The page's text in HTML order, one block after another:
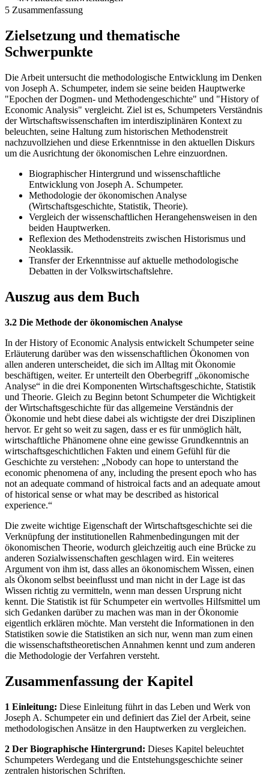
5 Zusammenfassung
Zielsetzung und thematische
Schwerpunkte
Die Arbeit untersucht die methodologische Entwicklung im Denken
von Joseph A. Schumpeter, indem sie seine beiden Hauptwerke
"Epochen der Dogmen- und Methodengeschichte" und "History of
Economic Analysis" vergleicht. Ziel ist es, Schumpeters Verständnis
der Wirtschaftswissenschaften im interdisziplinären Kontext zu
beleuchten, seine Haltung zum historischen Methodenstreit
nachzuvollziehen und diese Erkenntnisse in den aktuellen Diskurs
um die Ausrichtung der ökonomischen Lehre einzuordnen.
Biographischer Hintergrund und wissenschaftliche
Entwicklung von Joseph A. Schumpeter.
Methodologie der ökonomischen Analyse
(Wirtschaftsgeschichte, Statistik, Theorie).
Vergleich der wissenschaftlichen Herangehensweisen in den
beiden Hauptwerken.
Reflexion des Methodenstreits zwischen Historismus und
Neoklassik.
Transfer der Erkenntnisse auf aktuelle methodologische
Debatten in der Volkswirtschaftslehre.
Auszug aus dem Buch
3.2 Die Methode der ökonomischen Analyse
In der History of Economic Analysis entwickelt Schumpeter seine
Erläuterung darüber was den wissenschaftlichen Ökonomen von
allen anderen unterscheidet, die sich im Alltag mit Ökonomie
beschäftigen, weiter. Er unterteilt den Oberbegriff „ökonomische
Analyse“ in die drei Komponenten Wirtschaftsgeschichte, Statistik
und Theorie. Gleich zu Beginn betont Schumpeter die Wichtigkeit
der Wirtschaftsgeschichte für das allgemeine Verständnis der
Ökonomie und hebt diese dabei als wichtigste der drei Disziplinen
hervor. Er geht so weit zu sagen, dass er es für unmöglich hält,
wirtschaftliche Phänomene ohne eine gewisse Grundkenntnis an
wirtschaftsgeschichtlichen Fakten und einem Gefühl für die
Geschichte zu verstehen: „Nobody can hope to unterstand the
economic phenomena of any, including the present epoch who has
not an adequate command of histroical facts and an adequate amout
of historical sense or what may be described as historical
experience.“
Die zweite wichtige Eigenschaft der Wirtschaftsgeschichte sei die
Verknüpfung der institutionellen Rahmenbedingungen mit der
ökonomischen Theorie, wodurch gleichzeitig auch eine Brücke zu
anderen Sozialwissenschaften geschlagen wird. Ein weiteres
Argument von ihm ist, dass alles an ökonomischem Wissen, einen
als Ökonom selbst beeinflusst und man nicht in der Lage ist das
Wissen richtig zu vermitteln, wenn man dessen Ursprung nicht
kennt. Die Statistik ist für Schumpeter ein wertvolles Hilfsmittel um
sich Gedanken darüber zu machen was man in der Ökonomie
eigentlich erklären möchte. Man versteht die Informationen in den
Statistiken sowie die Statistiken an sich nur, wenn man zum einen
die wissenschaftstheoretischen Annahmen kennt und zum anderen
die Methodologie der Verfahren versteht.
Zusammenfassung der Kapitel
1 Einleitung: Diese Einleitung führt in das Leben und Werk von
Joseph A. Schumpeter ein und definiert das Ziel der Arbeit, seine
methodologischen Ansätze in den Hauptwerken zu vergleichen.
2 Der Biographische Hintergrund: Dieses Kapitel beleuchtet
Schumpeters Werdegang und die Entstehungsgeschichte seiner
zentralen historischen Schriften.